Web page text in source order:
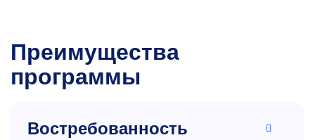
Преимущества
программы
Востребованность